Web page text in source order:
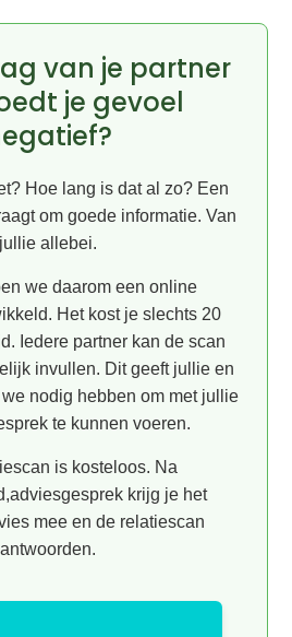
van je partner
je gevoel
Hoe lang is dat al zo? Een
om goede informatie. Van
jullie allebei.
we daarom een online
Het kost je slechts 20
Iedere partner kan de scan
invullen. Dit geeft jullie en
nodig hebben om met jullie
te kunnen voeren.
is kosteloos. Na
krijg je het
mee en de relatiescan
antwoorden.